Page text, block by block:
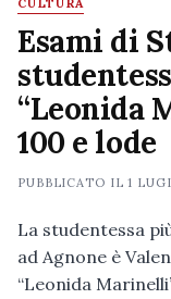
CULTURA
Esami di
“Leonida
100 e lode
PUBBLICATO IL1
La studentessa
ad Agnone è
“Leonida